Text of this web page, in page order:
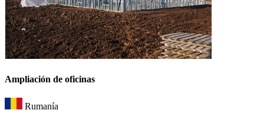
Ampliación de oficinas
Rumanía